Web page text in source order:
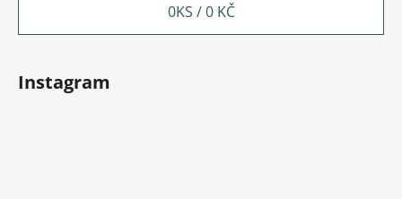
0KS /0 KČ
Instagram